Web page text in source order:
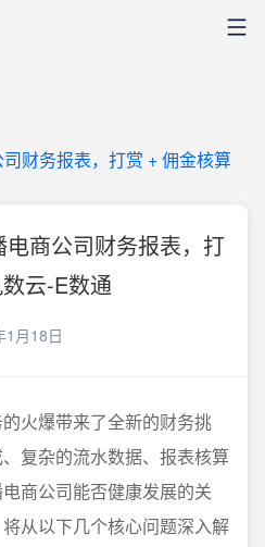
财务报表，打赏 + 佣金核算
商公司财务报表，打
云-E数通
1月18日
火爆带来了全新的财务挑
复杂的流水数据、报表核算
商公司能否健康发展的关
从以下几个核心问题深入解